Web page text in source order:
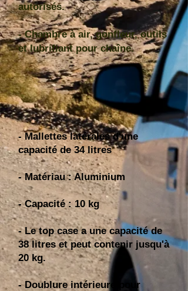
autorisés.
- Chambre à air, gonfleur, outils
et lubrifiant pour chaîne.
​- Mallettes latérales d'une
capacité de 34 litres
- Matériau : Aluminium
- Capacité : 10 kg
- Le top case a une capacité de
38 litres et peut contenir jusqu'à
20 kg.
- Doublure intérieure pour